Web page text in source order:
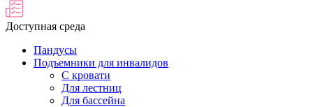
Доступная среда
Пандусы
Подъемники для инвалидов
С кровати
Для лестниц
Для бассейна